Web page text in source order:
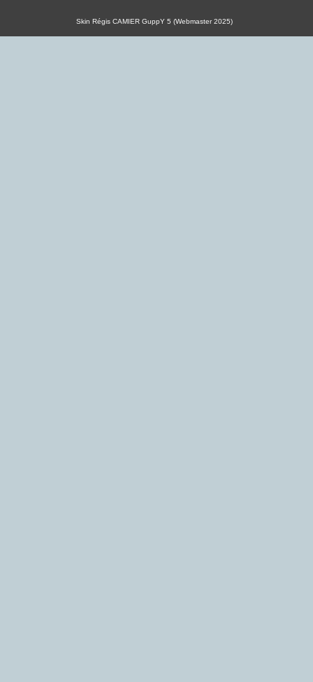
Skin Régis CAMIER GuppY 5 (Webmaster 2025)